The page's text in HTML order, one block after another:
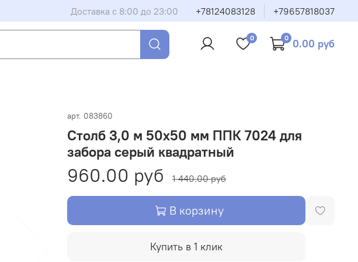
Доставка с 8:00 до 23:00 +78124083128 +79657818037
0 0 0.00 руб
арт. 083860
Столб 3,0 м 50х50 мм ППК 7024 для
забора серый квадратный
960.00 руб 1 440.00 руб
В корзину
Купить в 1 клик